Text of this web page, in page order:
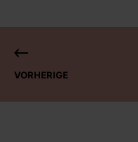
VORHERIGE